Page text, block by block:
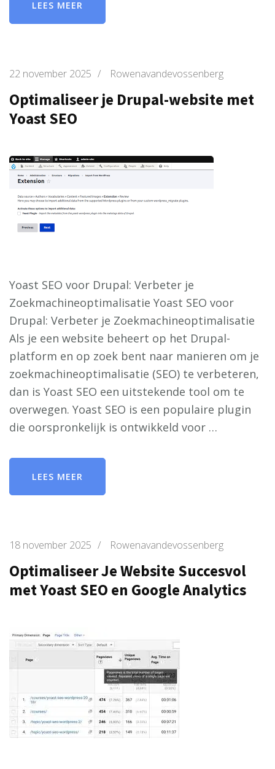
LEES MEER
22 november 2025 / Rowenavandevossenberg
Optimaliseer je Drupal-website met
Yoast SEO
Yoast SEO voor Drupal: Verbeter je
Zoekmachineoptimalisatie Yoast SEO voor
Drupal: Verbeter je Zoekmachineoptimalisatie
Als je een website beheert op het Drupal-
platform en op zoek bent naar manieren om je
zoekmachineoptimalisatie (SEO) te verbeteren,
dan is Yoast SEO een uitstekende tool om te
overwegen. Yoast SEO is een populaire plugin
die oorspronkelijk is ontwikkeld voor …
LEES MEER
18 november 2025 / Rowenavandevossenberg
Optimaliseer Je Website Succesvol
met Yoast SEO en Google Analytics